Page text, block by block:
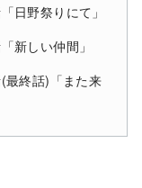
日野祭りにて」
新しい仲間」
終話)「また来